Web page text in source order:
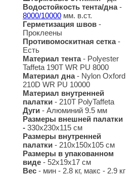
Водостойкость тента/дна-
8000/10000 мм. в.ст.
Герметизация швов -
Проклеены
Противомоскитная сетка-
Есть
Материал тента- Polyester
Taffeta 190T WR PU 8000
Материал дна- Nylon Oxford
210D WR PU 10000
Материал внутренней
палатки - 210T PolyTaffeta
Дуги - Алюминий 9.5 мм
Размеры внешней палатки
- 330х230х115 см
Размеры внутренней
палатки - 210х150х105 см
Размеры в упакованном
виде - 52х19х17 см
Вес - мин - 2.8 кг, макс - 2.9 кг